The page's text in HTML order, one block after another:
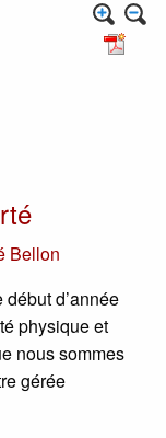
Bellon
d’année
physique et
nous sommes
gérée